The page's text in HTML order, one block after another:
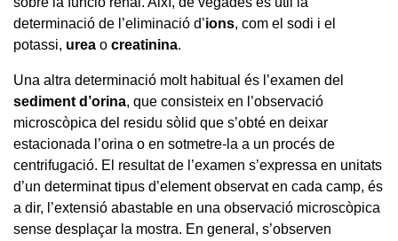
determinació de l’eliminació d’ions, com el sodi i el
potassi, urea o creatinina.
Una altra determinació molt habitual és l’examen del
sediment d’orina, que consisteix en l’observació
microscòpica del residu sòlid que s’obté en deixar
estacionada l’orina o en sotmetre-la a un procés de
centrifugació. El resultat de l’examen s’expressa en unitats
d’un determinat tipus d’element observat en cada camp, és
a dir, l’extensió abastable en una observació microscòpica
sense desplaçar la mostra. En general, s’observen